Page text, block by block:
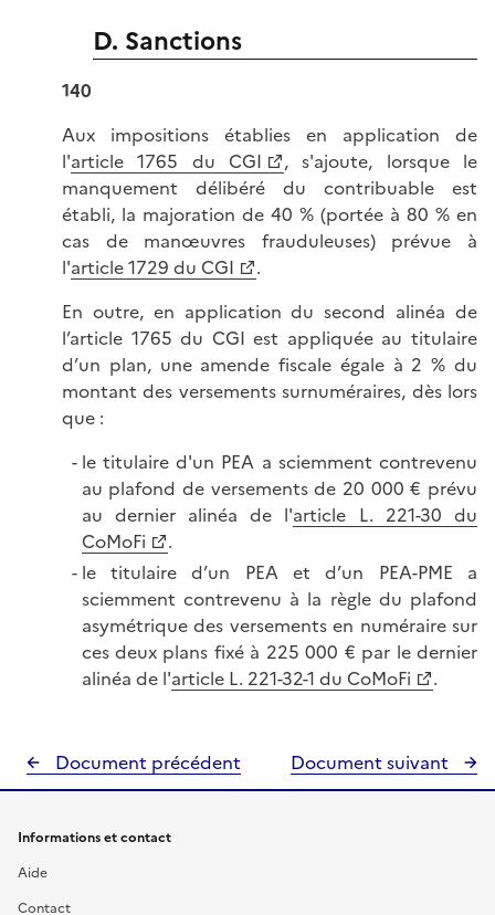
D. Sanctions
140
Aux impositions établies en application de
l'article 1765 du CGI
, s'ajoute, lorsque le
manquement délibéré du contribuable est
établi, la majoration de 40 % (portée à 80 % en
cas de manœuvres frauduleuses) prévue à
l'article 1729 du CGI
.
En outre, en application du second alinéa de
l’article 1765 du CGI est appliquée au titulaire
d’un plan, une amende fiscale égale à 2 % du
montant des versements surnuméraires, dès lors
que :
le titulaire d'un PEA a sciemment contrevenu
au plafond de versements de 20 000 € prévu
au dernier alinéa de l'article L. 221-30 du
CoMoFi
.
le titulaire d’un PEA et d’un PEA-PME a
sciemment contrevenu à la règle du plafond
asymétrique des versements en numéraire sur
ces deux plans fixé à 225 000 € par le dernier
alinéa de l'article L. 221-32-1 du CoMoFi .
Document précédent Document suivant
Informations et contact
Aide
Contact